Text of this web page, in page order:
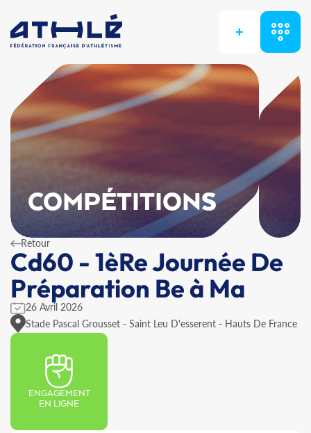
+
COMPÉTITIONS
Retour
Cd60 - 1èRe Journée De
Préparation Be à Ma
26 Avril 2026
Stade Pascal Grousset - Saint Leu D'esserent - Hauts De France
ENGAGEMENT
EN LIGNE